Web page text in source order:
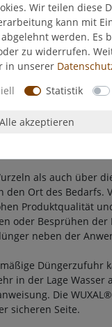
als auch über
Bereich von 6 –
hartes Wasser
ein kleiner Garten
meist schnell
benötigen
Düngen
als auch über
Ort des Bedarfs.
Produktqualität
oder Besprühen
neben der
Düngerzufuhr
in der Lage
Die
sicheren Seite.
Wir teilen diese
kann mit
werden. Es
zu widerrufen.
in unserer
Statistik
Alle akzeptieren